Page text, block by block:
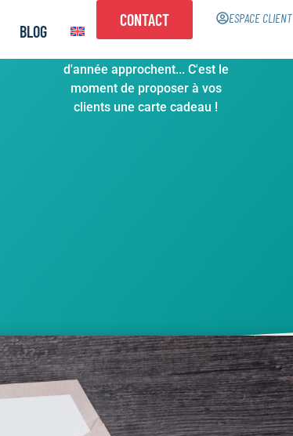
BLOG
CONTACT ESPACE CLIENT
d'année approchent... C'est le
moment de proposer à vos
clients une carte cadeau !